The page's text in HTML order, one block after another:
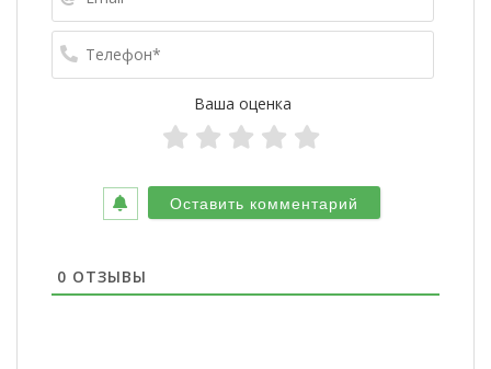
Ваша оценка
0 ОТЗЫВЫ